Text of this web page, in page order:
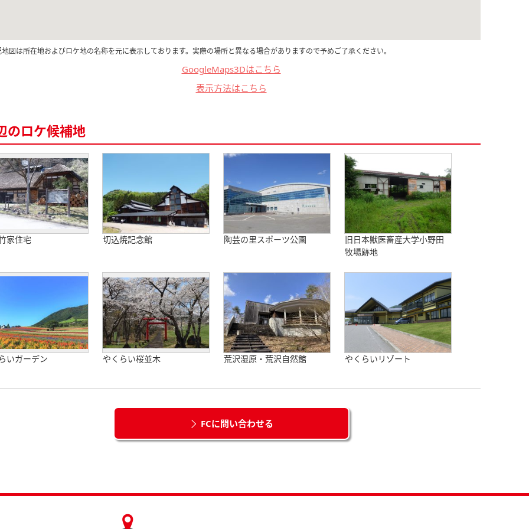
図は所在地およびロケ地の名称を元に表示しております。実際の場所と異なる場合がありますので予めご了承ください。
GoogleMaps3Dはこちら
表示方法はこちら
のロケ候補地
家住宅 切込焼記念館 陶芸の里スポーツ公園
旧日本獣医畜産大学小野田
牧場跡地
いガーデン やくらい桜並木 荒沢湿原・荒沢自然館 やくらいリゾート
FCに問い合わせる